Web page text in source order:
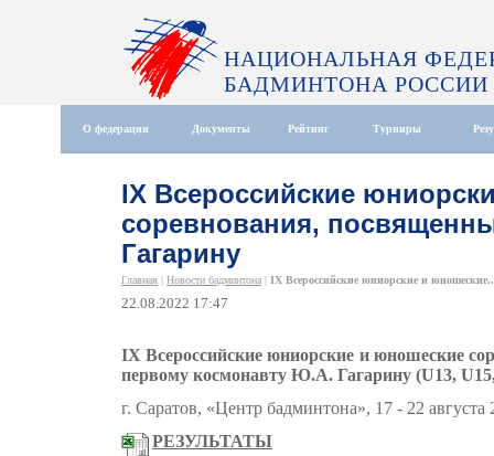
НАЦИОНАЛЬНАЯ
БАДМИНТОНА РОССИИ
О федерации Документы Рейтинг Турниры
IX Всероссийские
соревнования,
Гагарину
Главная | Новости бадминтона | IX Всероссийские юниорские и
22.08.2022 17:47
IX Всероссийские юниорские и юношеские
первому космонавту Ю.А. Гагарину (U13,
г. Саратов, «Центр бадминтона», 17 - 22 августа
РЕЗУЛЬТАТЫ